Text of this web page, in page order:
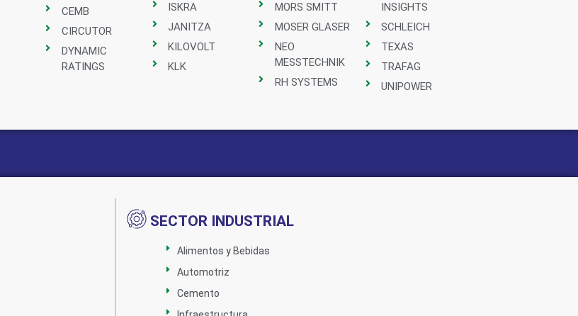
CEMB
CIRCUTOR
DYNAMIC
RATINGS
ISKRA
JANITZA
KILOVOLT
KLK
MORS SMITT
MOSER GLASER
NEO
MESSTECHNIK
RH SYSTEMS
INSIGHTS
SCHLEICH
TEXAS
TRAFAG
UNIPOWER
SECTOR INDUSTRIAL
Alimentos y Bebidas
Automotriz
Cemento